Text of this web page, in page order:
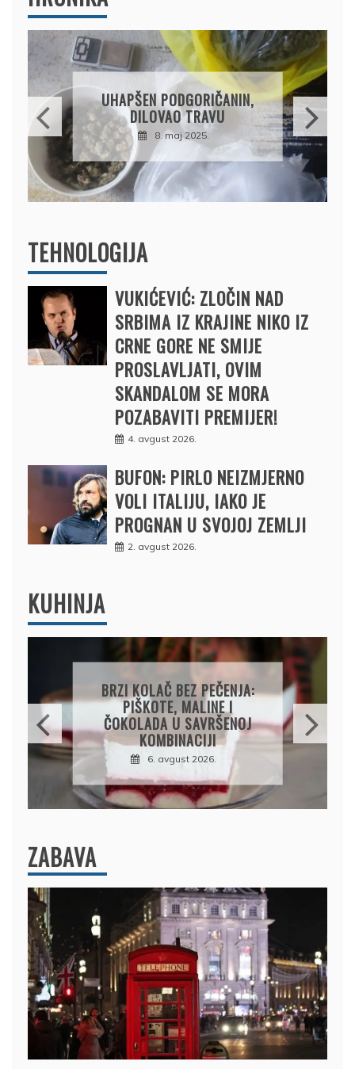
DRŽAVLJANIN RUSIJE
OSUMNJIČEN DA JE
PRODAO TUĐI BMW,
DRŽAVU NAPUSTIO
BRODOM
12. februar 2025.
TEHNOLOGIJA
VUKIĆEVIĆ: ZLOČIN NAD
SRBIMA IZ KRAJINE NIKO IZ
CRNE GORE NE SMIJE
PROSLAVLJATI, OVIM
SKANDALOM SE MORA
POZABAVITI PREMIJER!
4. avgust 2026.
BUFON: PIRLO NEIZMJERNO
VOLI ITALIJU, IAKO JE
PROGNAN U SVOJOJ ZEMLJI
2. avgust 2026.
KUHINJA
PAPRIKE SA MESOM I
PIRINČEM NA KAŠIKU:
SOČAN I JEDNOSTAVAN
RUČAK IZ JEDNE ŠERPE
7. avgust 2026.
ZABAVA